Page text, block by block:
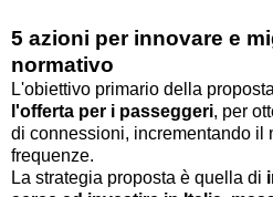
5 azioni per innovare e
normativo
L'obiettivo primario della
l'offerta per i passeggeri, per
di connessioni, incrementando il
frequenze.
La strategia proposta è quella di